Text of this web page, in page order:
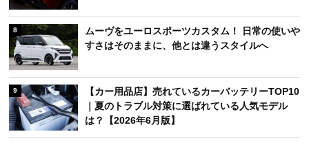
8
ムーヴをユーロスポーツカスタム！ 日常の使いや
すさはそのままに、他とは違うスタイルへ
9
【カー用品店】売れているカーバッテリーTOP10
｜夏のトラブル対策に選ばれている人気モデル
は？【2026年6月版】